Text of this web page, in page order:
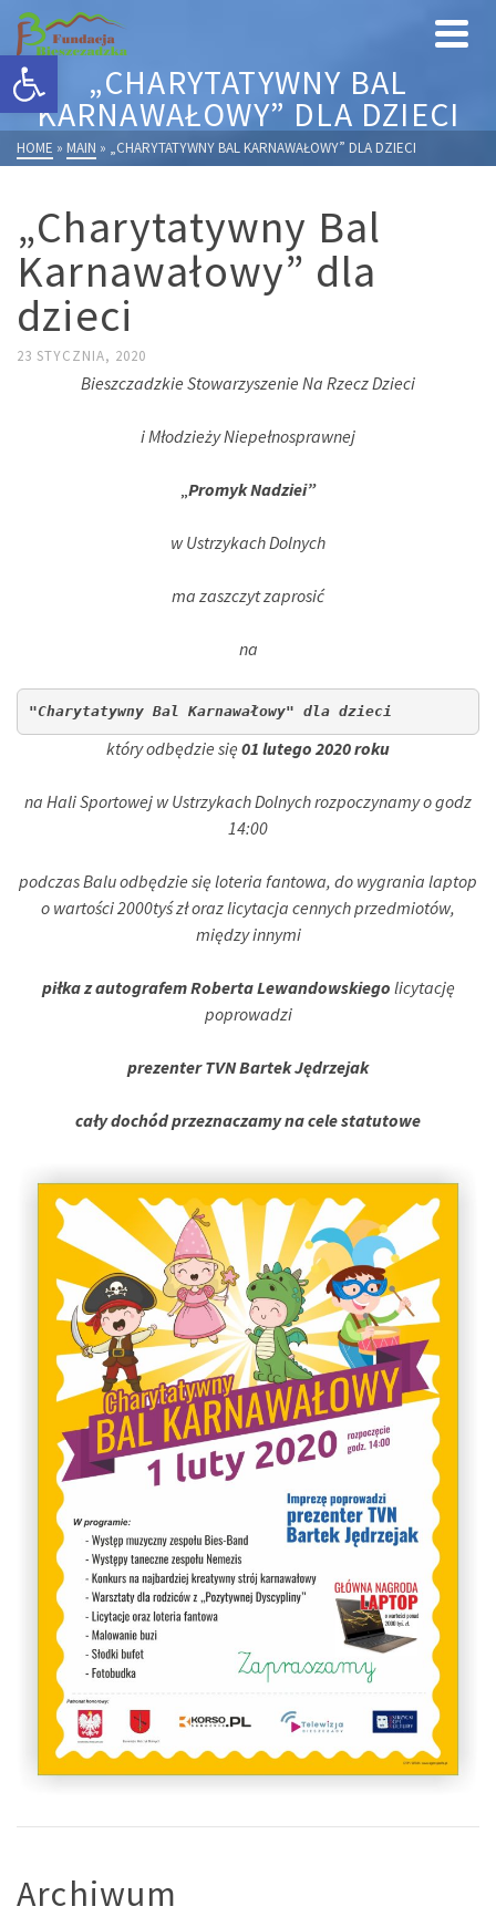
Otwórz pasek narzędzi„CHARYTATYWNY BAL
KARNAWAŁOWY” DLA DZIECI
HOME » MAIN » „CHARYTATYWNY BAL KARNAWAŁOWY” DLA DZIECI
„Charytatywny Bal
Karnawałowy” dla
dzieci
23 STYCZNIA, 2020
Bieszczadzkie Stowarzyszenie Na Rzecz Dzieci
i Młodzieży Niepełnosprawnej
„Promyk Nadziei”
w Ustrzykach Dolnych
ma zaszczyt zaprosić
na
"Charytatywny Bal Karnawałowy" dla dzieci
który odbędzie się 01 lutego 2020 roku
na Hali Sportowej w Ustrzykach Dolnych rozpoczynamy o godz
14:00
podczas Balu odbędzie się loteria fantowa, do wygrania laptop
o wartości 2000tyś zł oraz licytacja cennych przedmiotów,
między innymi
piłka z autografem Roberta Lewandowskiego licytację
poprowadzi
prezenter TVN Bartek Jędrzejak
cały dochód przeznaczamy na cele statutowe
Archiwum